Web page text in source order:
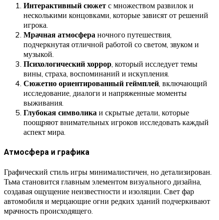
Интерактивный сюжет с множеством развилок и
несколькими концовками, которые зависят от решений
игрока.
Мрачная атмосфера ночного путешествия,
подчеркнутая отличной работой со светом, звуком и
музыкой.
Психологический хоррор, который исследует темы
вины, страха, воспоминаний и искупления.
Сюжетно ориентированный геймплей, включающий
исследование, диалоги и напряженные моменты
выживания.
Глубокая символика и скрытые детали, которые
поощряют внимательных игроков исследовать каждый
аспект мира.
Атмосфера и графика
Графический стиль игры минималистичен, но детализирован.
Тьма становится главным элементом визуального дизайна,
создавая ощущение неизвестности и изоляции. Свет фар
автомобиля и мерцающие огни редких зданий подчеркивают
мрачность происходящего.